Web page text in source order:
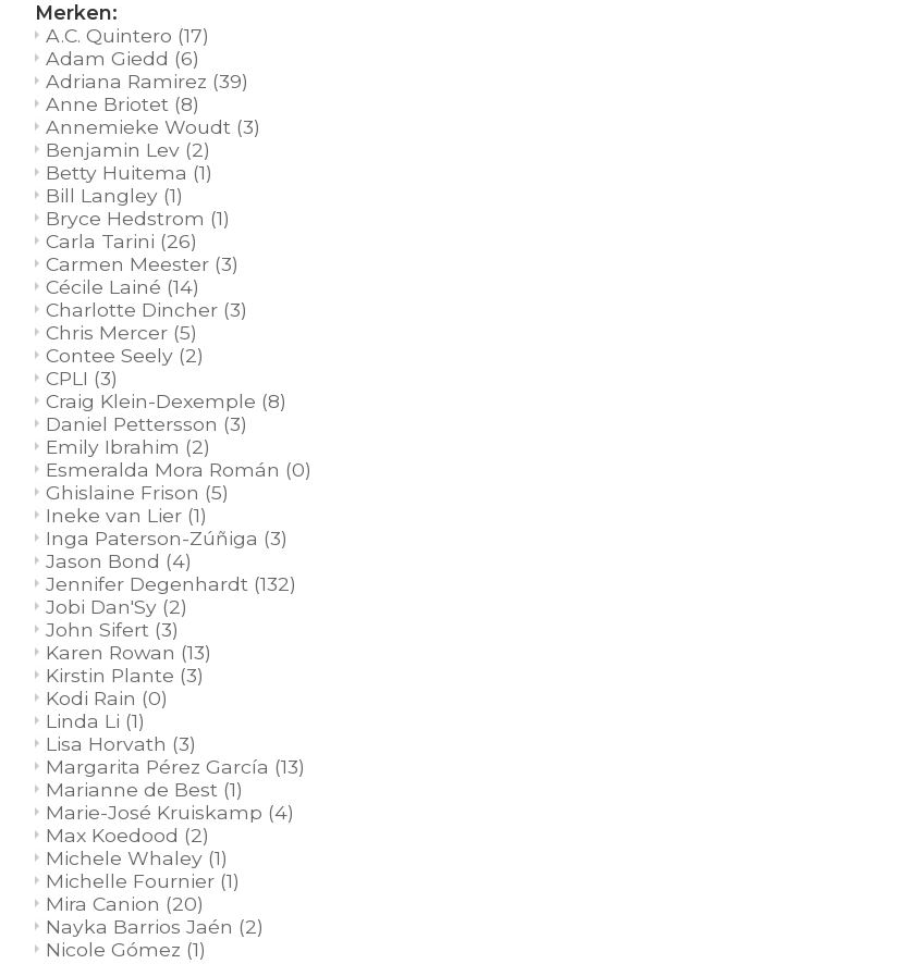
Merken:
A.C. Quintero (17)
Adam Giedd (6)
Adriana Ramirez (39)
Anne Briotet (8)
Annemieke Woudt (3)
Benjamin Lev (2)
Betty Huitema (1)
Bill Langley (1)
Bryce Hedstrom (1)
Carla Tarini (26)
Carmen Meester (3)
Cécile Lainé (14)
Charlotte Dincher (3)
Chris Mercer (5)
Contee Seely (2)
CPLI (3)
Craig Klein-Dexemple (8)
Daniel Pettersson (3)
Emily Ibrahim (2)
Esmeralda Mora Román (0)
Ghislaine Frison (5)
Ineke van Lier (1)
Inga Paterson-Zúñiga (3)
Jason Bond (4)
Jennifer Degenhardt (132)
Jobi Dan'Sy (2)
John Sifert (3)
Karen Rowan (13)
Kirstin Plante (3)
Kodi Rain (0)
Linda Li (1)
Lisa Horvath (3)
Margarita Pérez García (13)
Marianne de Best (1)
Marie-José Kruiskamp (4)
Max Koedood (2)
Michele Whaley (1)
Michelle Fournier (1)
Mira Canion (20)
Nayka Barrios Jaén (2)
Nicole Gómez (1)